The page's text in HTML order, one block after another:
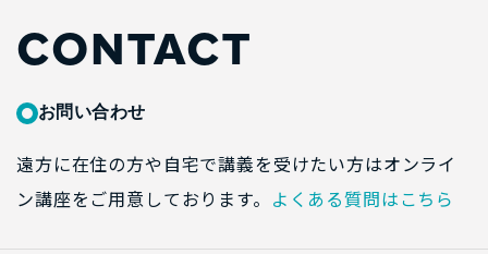
CONTACT
お問い合わせ
遠方に在住の方や自宅で講義を受けたい方はオンライ
ン講座をご用意しております。 よくある質問はこちら